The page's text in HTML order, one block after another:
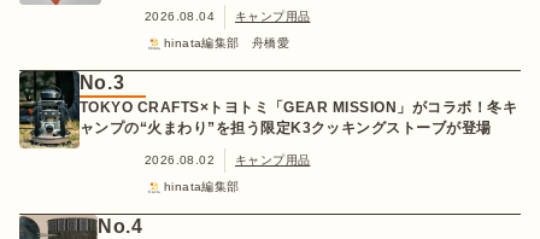
2026.08.04
キャンプ用品
hinata編集部 舟橋愛
No.3
TOKYO CRAFTS×トヨトミ「GEAR MISSION」がコラボ！冬キ
ャンプの“火まわり”を担う限定K3クッキングストーブが登場
2026.08.02
キャンプ用品
hinata編集部
No.4